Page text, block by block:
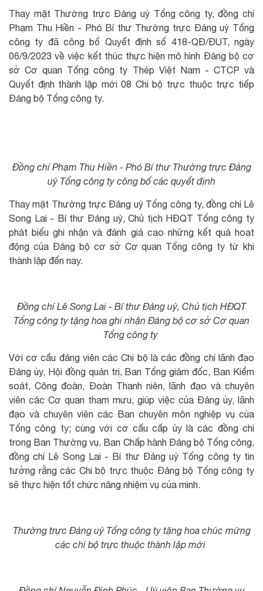
Thay mặt Thường trực Đảng uỷ Tổng công ty, đồng chí
Phạm Thu Hiền - Phó Bí thư Thường trực Đảng uỷ Tổng
công ty đã công bố Quyết định số 418-QĐ/ĐUT, ngày
06/9/2023 về việc kết thúc thực hiện mô hình Đảng bộ cơ
sở Cơ quan Tổng công ty Thép Việt Nam - CTCP và
Quyết định thành lập mới 08 Chi bộ trực thuộc trực tiếp
Đảng bộ Tổng công ty.
Đồng chí Phạm Thu Hiền - Phó Bí thư Thường trực Đảng
uỷ Tổng công ty công bố các quyết định
Thay mặt Thường trực Đảng uỷ Tổng công ty, đồng chí Lê
Song Lai - Bí thư Đảng uỷ, Chủ tịch HĐQT Tổng công ty
phát biểu ghi nhận và đánh giá cao những kết quả hoạt
động của Đảng bộ cơ sở Cơ quan Tổng công ty từ khi
thành lập đến nay.
Đồng chí Lê Song Lai - Bí thư Đảng uỷ, Chủ tịch HĐQT
Tổng công ty tặng hoa ghi nhận Đảng bộ cơ sở Cơ quan
Tổng công ty
Với cơ cấu đảng viên các Chi bộ là các đồng chí lãnh đạo
Đảng ủy, Hội đồng quản trị, Ban Tổng giám đốc, Ban Kiểm
soát, Công đoàn, Đoàn Thanh niên, lãnh đạo và chuyên
viên các Cơ quan tham mưu, giúp việc của Đảng ủy, lãnh
đạo và chuyên viên các Ban chuyên môn nghiệp vụ của
Tổng công ty; cùng với cơ cấu cấp ủy là các đồng chí
trong Ban Thường vụ, Ban Chấp hành Đảng bộ Tổng công,
đồng chí Lê Song Lai - Bí thư Đảng uỷ Tổng công ty tin
tưởng rằng các Chi bộ trực thuộc Đảng bộ Tổng công ty
sẽ thực hiện tốt chức năng nhiệm vụ của mình.
Thường trực Đảng uỷ Tổng công ty tặng hoa chúc mừng
các chi bộ trực thuộc thành lập mới